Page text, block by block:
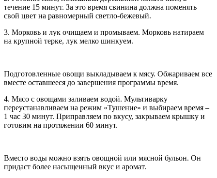
течение 15 минут. За это время свинина должна поменять
свой цвет на равномерный светло-бежевый.
3. Морковь и лук очищаем и промываем. Морковь натираем
на крупной терке, лук мелко шинкуем.
Подготовленные овощи выкладываем к мясу. Обжариваем все
вместе оставшееся до завершения программы время.
4. Мясо с овощами заливаем водой. Мультиварку
переустанавливаем на режим «Тушение» и выбираем время –
1 час 30 минут. Приправляем по вкусу, закрываем крышку и
готовим на протяжении 60 минут.
Вместо воды можно взять овощной или мясной бульон. Он
придаст более насыщенный вкус и аромат.